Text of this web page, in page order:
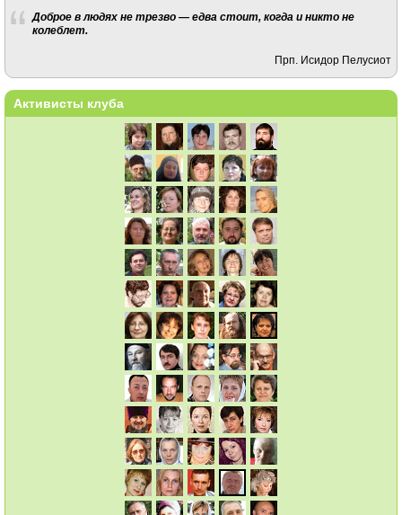
Доброе в людях не трезво — едва стоит, когда и никто не
колеблет.
Прп. Исидор Пелусиот
Активисты клуба